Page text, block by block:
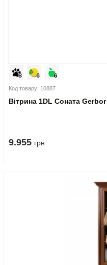
Код товару: 10887
Вітрина 1DL Соната Gerbor
9.955 грн